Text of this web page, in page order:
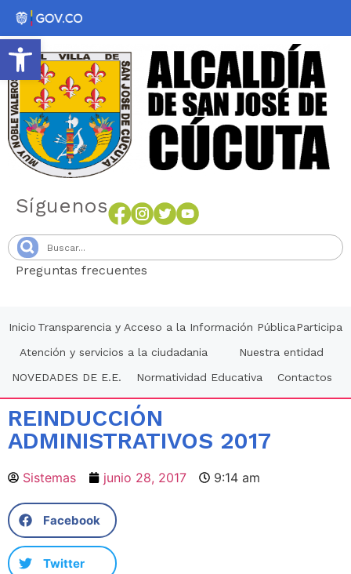
Abrir barra de herramientas
Síguenos
Preguntas frecuentes
Inicio Transparencia y Acceso a la Información PúblicaParticipa
Atención y servicios a la ciudadania
Nuestra entidad
NOVEDADES DE E.E.
Normatividad Educativa Contactos
REINDUCCIÓN
ADMINISTRATIVOS 2017
Sistemas junio 28, 2017 9:14 am
Facebook
Twitter